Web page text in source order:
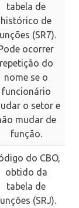
tabela de
histórico de
(SR7).
ocorrer
repetição do
nome se o
funcionário
o setor e
mudar de
função.
do CBO,
obtido da
tabela de
(SRJ).